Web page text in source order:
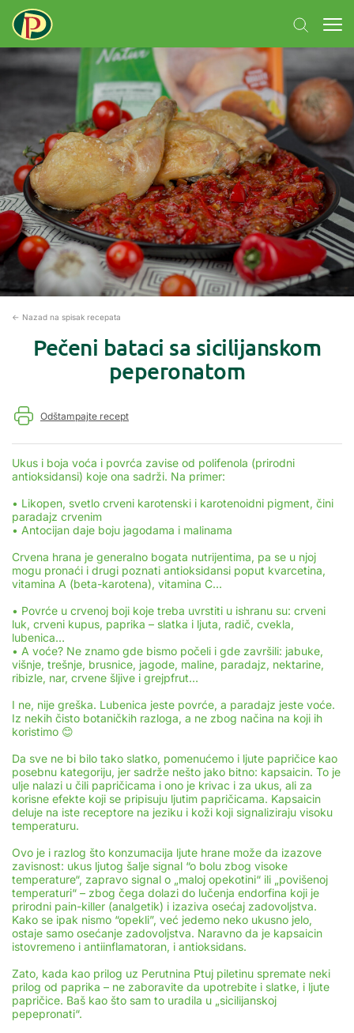
← Nazad na spisak recepata
Pečeni bataci sa sicilijanskom
peperonatom
Odštampajte recept
Ukus i boja voća i povrća zavise od polifenola (prirodni
antioksidansi) koje ona sadrži. Na primer:
• Likopen, svetlo crveni karotenski i karotenoidni pigment, čini
paradajz crvenim
• Antocijan daje boju jagodama i malinama
Crvena hrana je generalno bogata nutrijentima, pa se u njoj
mogu pronaći i drugi poznati antioksidansi poput kvarcetina,
vitamina A (beta-karotena), vitamina C…
• Povrće u crvenoj boji koje treba uvrstiti u ishranu su: crveni
luk, crveni kupus, paprika – slatka i ljuta, radič, cvekla,
lubenica…
• A voće? Ne znamo gde bismo počeli i gde završili: jabuke,
višnje, trešnje, brusnice, jagode, maline, paradajz, nektarine,
ribizle, nar, crvene šljive i grejpfrut…
I ne, nije greška. Lubenica jeste povrće, a paradajz jeste voće.
Iz nekih čisto botaničkih razloga, a ne zbog načina na koji ih
koristimo 😊
Da sve ne bi bilo tako slatko, pomenućemo i ljute papričice kao
posebnu kategoriju, jer sadrže nešto jako bitno: kapsaicin. To je
ulje nalazi u čili papričicama i ono je krivac i za ukus, ali za
korisne efekte koji se pripisuju ljutim papričicama. Kapsaicin
deluje na iste receptore na jeziku i koži koji signaliziraju visoku
temperaturu.
Ovo je i razlog što konzumacija ljute hrane može da izazove
zavisnost: ukus ljutog šalje signal “o bolu zbog visoke
temperature“, zapravo signal o „maloj opekotini“ ili „povišenoj
temperaturi“ – zbog čega dolazi do lučenja endorfina koji je
prirodni pain-killer (analgetik) i izaziva osećaj zadovoljstva.
Kako se ipak nismo “opekli”, već jedemo neko ukusno jelo,
ostaje samo osećanje zadovoljstva. Naravno da je kapsaicin
istovremeno i antiinflamatoran, i antioksidans.
Zato, kada kao prilog uz Perutnina Ptuj piletinu spremate neki
prilog od paprika – ne zaboravite da upotrebite i slatke, i ljute
papričice. Baš kao što sam to uradila u „sicilijanskoj
pepepronati“.